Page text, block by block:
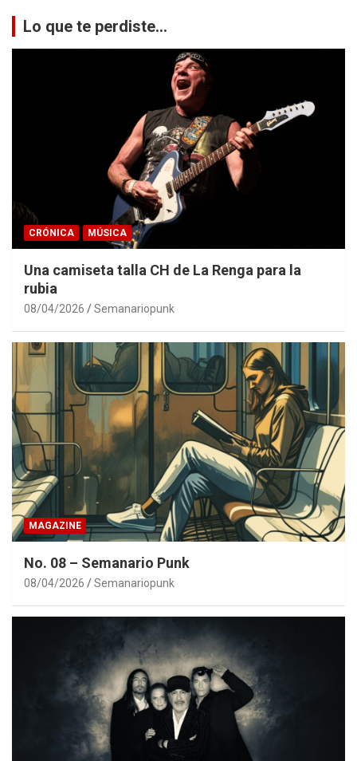
Lo que te perdiste...
CRÓNICA MÚSICA
Una camiseta talla CH de La Renga para la
rubia
08/04/2026 Semanariopunk
MAGAZINE
No. 08 – Semanario Punk
08/04/2026 Semanariopunk